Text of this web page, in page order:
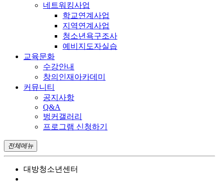
네트워킹사업
학교연계사업
지역연계사업
청소년욕구조사
예비지도자실습
교육문화
수강안내
창의인재아카데미
커뮤니티
공지사항
Q&A
벙커갤러리
프로그램 신청하기
전체메뉴
대방청소년센터